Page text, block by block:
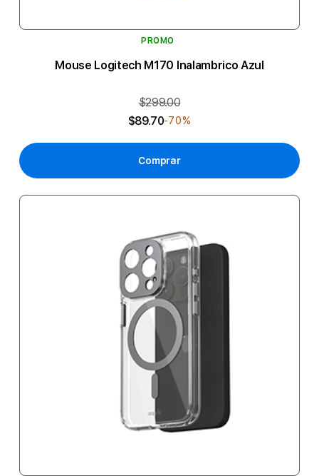
PROMO
Mouse Logitech M170 Inalambrico Azul
$299.00
$89.70-70%
Comprar